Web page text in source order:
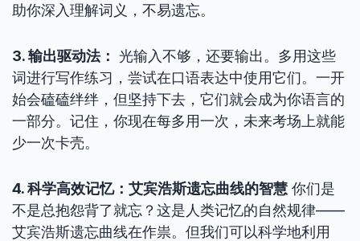
助你深入理解词义，不易遗忘。
3. 输出驱动法： 光输入不够，还要输出。多用这些
词进行写作练习，尝试在口语表达中使用它们。一开
始会磕磕绊绊，但坚持下去，它们就会成为你语言的
一部分。记住，你现在每多用一次，未来考场上就能
少一次卡壳。
4. 科学高效记忆：艾宾浩斯遗忘曲线的智慧 你们是
不是总抱怨背了就忘？这是人类记忆的自然规律——
艾宾浩斯遗忘曲线在作祟。但我们可以科学地利用